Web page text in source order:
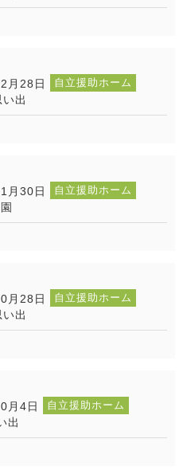
月28日 自立援助ホーム
出
月30日 自立援助ホーム
月28日 自立援助ホーム
出
月4日 自立援助ホーム
出